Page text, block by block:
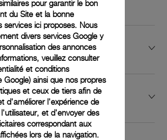
pour garantir le bon
du Site et la bonne
services ici proposes. Nous
divers services Google y
des annonces
veuillez consulter
et conditions
Google) ainsi que nos propres
et ceux de tiers afin de
d'améliorer l'expérience de
et d'envoyer des
correspondant aux
lors de la navigation.